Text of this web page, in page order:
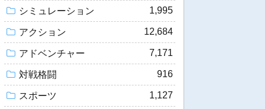
シミュレーション 1,995
アクション 12,684
アドベンチャー 7,171
対戦格闘 916
スポーツ 1,127